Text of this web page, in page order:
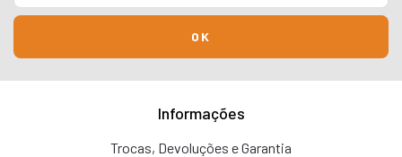
Informações
Trocas, Devoluções e Garantia